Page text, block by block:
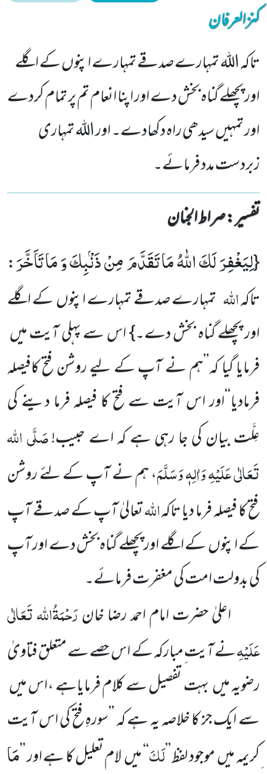
کنزالعرفان
تاکہ اللہ تمہارے صدقے تمہارے اپنوں کے اگلے
اور پچھلے گناہ بخش دے اور اپنا انعام تم پر تمام کردے
اور تمہیں سیدھی راہ دکھادے۔ اور اللہ تمہاری
زبردست مدد فرمائے۔
تفسیر : ‎صراط الجنان
{لِیَغْفِرَ لَكَ اللّٰهُ مَا تَقَدَّمَ مِنْ ذَنْۢبِكَ وَ مَا تَاَخَّرَ:
تاکہاللہ تمہارے صدقے تمہارے اپنوں کے اگلے
اور پچھلے گناہ بخش دے۔} اس سے پہلی آیت میں
فرمایا گیا کہ’’ہم نے آپ کے لیے روشن فتح کافیصلہ
فرمادیا‘‘اور اس آیت سے فتح کا فیصلہ فرما دینے کی
عِلَّت بیان کی جا رہی ہے کہ اے حبیب!صَلَّی اللہ
تَعَالٰی عَلَیْہِ وَاٰلِہٖ وَسَلَّمَ، ہم نے آپ کے لئے روشن
فتح کا فیصلہ فرما دیا تاکہاللہتعالیٰ آپ کے صدقے آپ
کے اپنوں کے اگلے اور پچھلے گناہ بخش دے اور آپ
کی بدولت امت کی مغفرت فرمائے۔
اعلیٰ حضرت امام احمد رضا خانرَحْمَۃُاللہ تَعَالٰی
عَلَیْہِنے آیت ِمبارکہ کے اس حصے سے متعلق فتاویٰ
رضویہ میں بہت تفصیل سے کلام فرمایاہے ،اس میں
سے ایک جز کا خلاصہ یہ ہے کہ ’’سورہِ فتح کی اس آیت
ِکریمہ میں موجود لفظ ’’لَکَ‘‘ میں لام تعلیل کا ہے اور ’’مَا